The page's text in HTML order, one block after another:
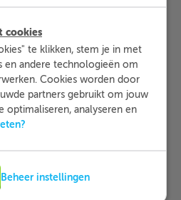
= 500
10002=500 euro per
formule op.
iemand als er 5
lot hebben?
plaats van 3, dus het
cookies
te klikken, stem je in met
en andere technologieën om
Cookies worden door
partners gebruikt om jouw
optimaliseren, analyseren en
Beheer instellingen